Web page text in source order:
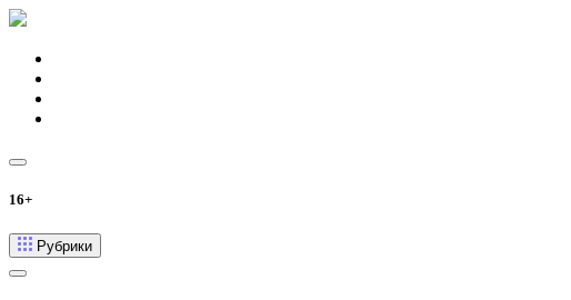
16+
Рубрики